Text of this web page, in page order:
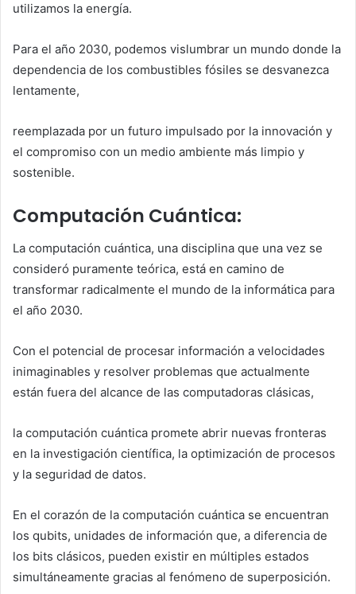
utilizamos la energía.
Para el año 2030, podemos vislumbrar un mundo donde la
dependencia de los combustibles fósiles se desvanezca
lentamente,
reemplazada por un futuro impulsado por la innovación y
el compromiso con un medio ambiente más limpio y
sostenible.
Computación Cuántica:
La computación cuántica, una disciplina que una vez se
consideró puramente teórica, está en camino de
transformar radicalmente el mundo de la informática para
el año 2030.
Con el potencial de procesar información a velocidades
inimaginables y resolver problemas que actualmente
están fuera del alcance de las computadoras clásicas,
la computación cuántica promete abrir nuevas fronteras
en la investigación científica, la optimización de procesos
y la seguridad de datos.
En el corazón de la computación cuántica se encuentran
los qubits, unidades de información que, a diferencia de
los bits clásicos, pueden existir en múltiples estados
simultáneamente gracias al fenómeno de superposición.